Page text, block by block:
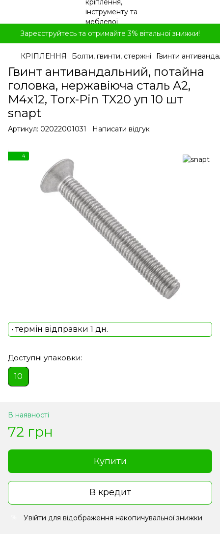
Зареєструйтесь та отримайте 3% вітальної знижки!
КРІПЛЕННЯ Болти, гвинти, стержні Гвинти
Гвинт антивандальний, потайна
головка, нержавіюча сталь A2,
M4x12, Torx-Pin TX20 уп 10 шт
snapt
Артикул: 02022001031 Написати відгук
4
• термін відправки 1 дн.
Доступні упаковки:
10
В наявності
72 грн
Купити
В кредит
Увійти для відображення накопичувальної знижки